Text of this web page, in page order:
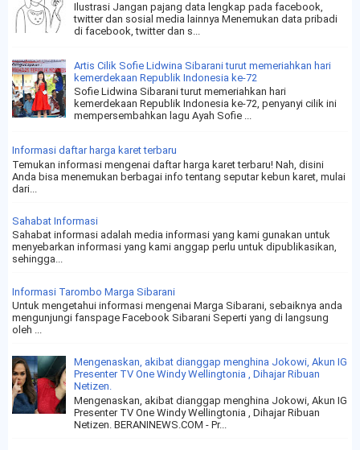
Ilustrasi Jangan pajang data lengkap pada facebook,
twitter dan sosial media lainnya Menemukan data pribadi
di facebook, twitter dan s...
Artis Cilik Sofie Lidwina Sibarani turut memeriahkan hari
kemerdekaan Republik Indonesia ke-72
Sofie Lidwina Sibarani turut memeriahkan hari
kemerdekaan Republik Indonesia ke-72, penyanyi cilik ini
mempersembahkan lagu Ayah Sofie ...
Informasi daftar harga karet terbaru
Temukan informasi mengenai daftar harga karet terbaru! Nah, disini
Anda bisa menemukan berbagai info tentang seputar kebun karet, mulai
dari...
Sahabat Informasi
Sahabat informasi adalah media informasi yang kami gunakan untuk
menyebarkan informasi yang kami anggap perlu untuk dipublikasikan,
sehingga...
Informasi Tarombo Marga Sibarani
Untuk mengetahui informasi mengenai Marga Sibarani, sebaiknya anda
mengunjungi fanspage Facebook Sibarani Seperti yang di langsung
oleh ...
Mengenaskan, akibat dianggap menghina Jokowi, Akun IG
Presenter TV One Windy Wellingtonia , Dihajar Ribuan
Netizen.
Mengenaskan, akibat dianggap menghina Jokowi, Akun IG
Presenter TV One Windy Wellingtonia , Dihajar Ribuan
Netizen. BERANINEWS.COM - Pr...